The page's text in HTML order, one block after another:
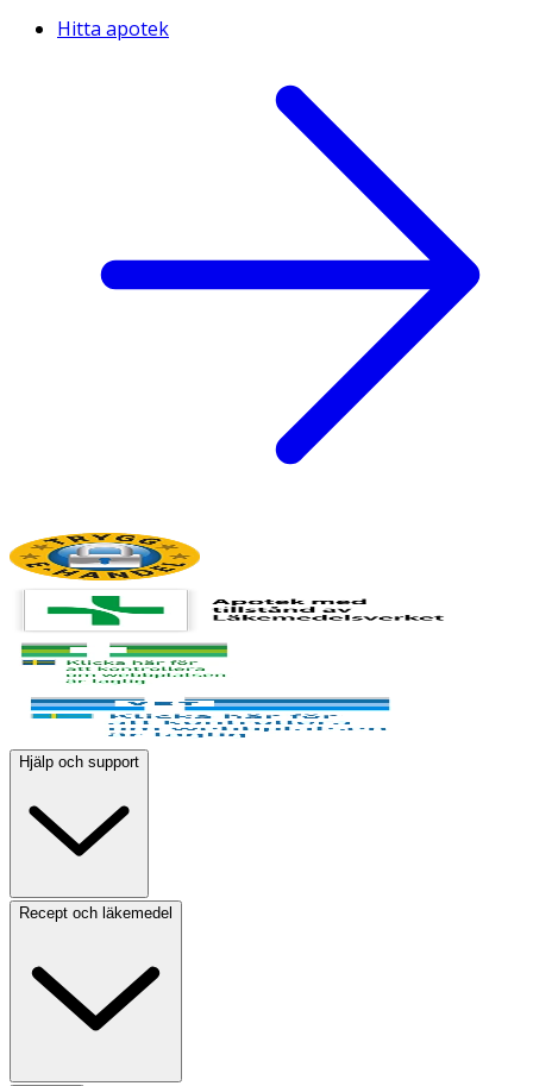
Hitta apotek
Hjälp och support
Recept och läkemedel